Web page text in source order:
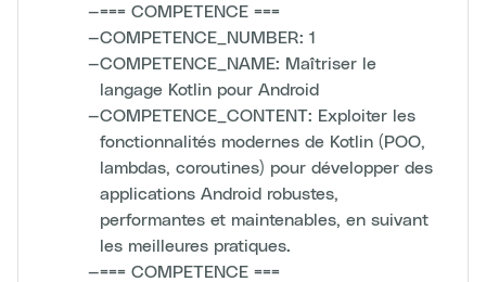
—=== COMPETENCE ===
—COMPETENCE_NUMBER: 1
—COMPETENCE_NAME: Maîtriser le
langage Kotlin pour Android
—COMPETENCE_CONTENT: Exploiter les
fonctionnalités modernes de Kotlin (POO,
lambdas, coroutines) pour développer des
applications Android robustes,
performantes et maintenables, en suivant
les meilleures pratiques.
—=== COMPETENCE ===